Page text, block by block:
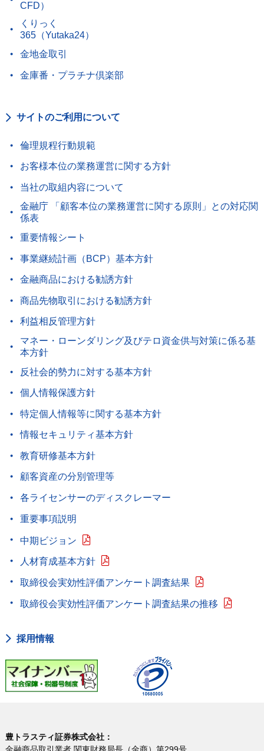
CFD）
くりっく
365（Yutaka24）
金地金取引
金庫番・プラチナ倶楽部
サイトのご利用について
倫理規程行動規範
お客様本位の業務運営に関する方針
当社の取組内容について
金融庁 「顧客本位の業務運営に関する原則」との対応関
係表
重要情報シート
事業継続計画（BCP）基本方針
金融商品における勧誘方針
商品先物取引における勧誘方針
利益相反管理方針
マネー・ローンダリング及びテロ資金供与対策に係る基
本方針
反社会的勢力に対する基本方針
個人情報保護方針
特定個人情報等に関する基本方針
情報セキュリティ基本方針
教育研修基本方針
顧客資産の分別管理等
各ライセンサーのディスクレーマー
重要事項説明
中期ビジョン
人材育成基本方針
取締役会実効性評価アンケート調査結果
取締役会実効性評価アンケート調査結果の推移
採用情報
豊トラスティ証券株式会社：
金融商品取引業者 関東財務局長（金商）第299号